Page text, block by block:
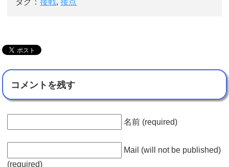
タグ：接戦,接点
コメントを残す
名前 (required)
Mail (will not be published)
(required)